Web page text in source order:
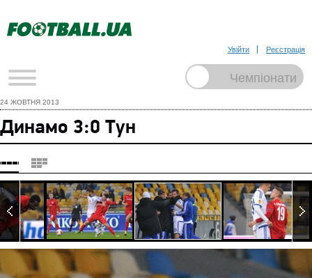
Увійти Реєстрація
24 ЖОВТНЯ 2013
Динамо 3:0 Тун